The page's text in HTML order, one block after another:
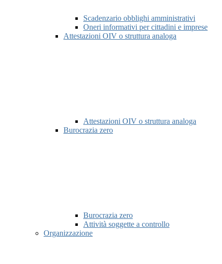
Scadenzario obblighi amministrativi
Oneri informativi per cittadini e imprese
Attestazioni OIV o struttura analoga
Attestazioni OIV o struttura analoga
Burocrazia zero
Burocrazia zero
Attività soggette a controllo
Organizzazione